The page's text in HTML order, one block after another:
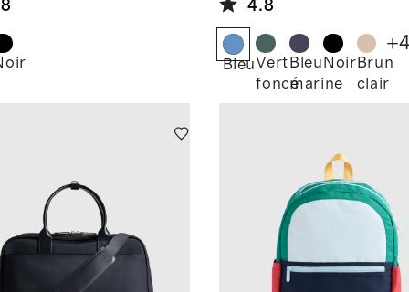
4.8
BleuVert
foncé
Bleu
marine
Noir Brun
clair
+